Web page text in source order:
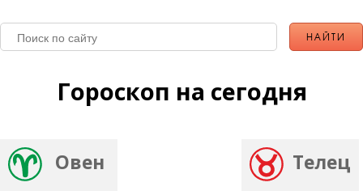
Гороскоп на сегодня
Овен Телец